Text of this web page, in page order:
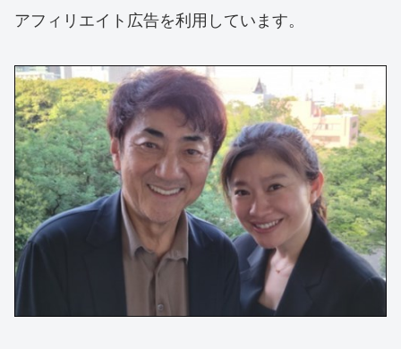
アフィリエイト広告を利用しています。